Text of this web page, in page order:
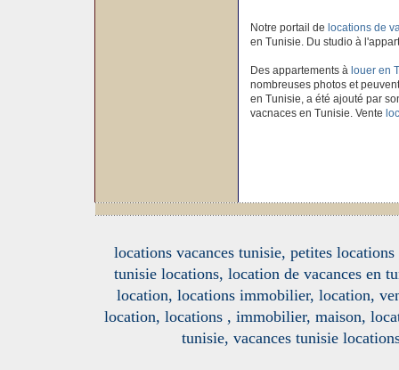
Notre portail de locations de
en Tunisie. Du studio à
Des appartements à louer en
nombreuses photos et
en Tunisie, a été ajouté par
vacnaces en Tunisie. Vente
locations vacances tunisie, petites
tunisie locations, location de vacances en
location, locations immobilier, location,
location, locations , immobilier, maison,
tunisie, vacances tunisie